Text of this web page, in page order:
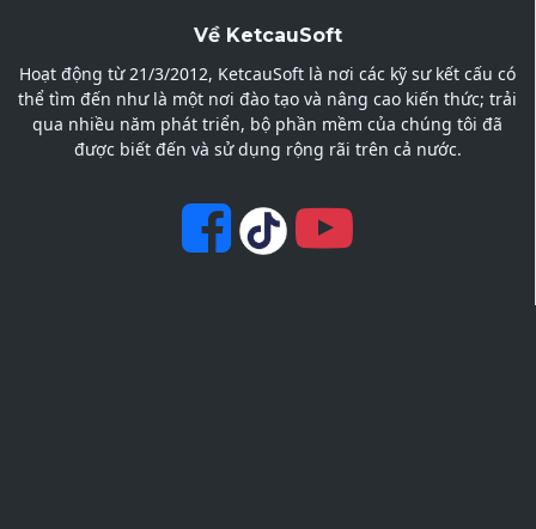
Về KetcauSoft
Hoạt động từ 21/3/2012, KetcauSoft là nơi các kỹ sư kết cấu có
thể tìm đến như là một nơi đào tạo và nâng cao kiến thức; trải
qua nhiều năm phát triển, bộ phần mềm của chúng tôi đã
được biết đến và sử dụng rộng rãi trên cả nước.